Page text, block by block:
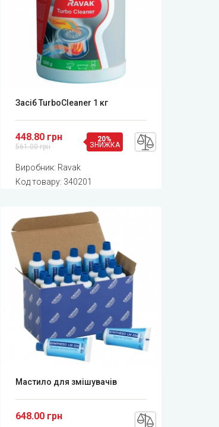
Засіб TurboCleaner 1 кг
448.80 грн
561.00 грн
20%
ЗНИЖКА
Виробник: Ravak
Код товару: 340201
Мастило для змішувачів
648.00 грн